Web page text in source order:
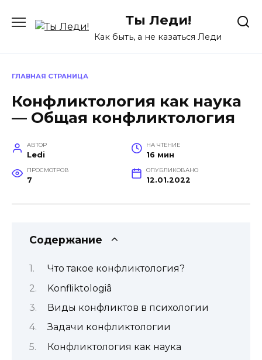
содержанию
Ты Леди!
Как быть, а не казаться Леди
ГЛАВНАЯ СТРАНИЦА
Конфликтология как наука
— Общая конфликтология
АВТОР
Ledi
НА ЧТЕНИЕ
16 мин
ПРОСМОТРОВ
7
ОПУБЛИКОВАНО
12.01.2022
Содержание
Что такое конфликтология?
Konfliktologiâ
Виды конфликтов в психологии
Задачи конфликтологии
Конфликтология как наука